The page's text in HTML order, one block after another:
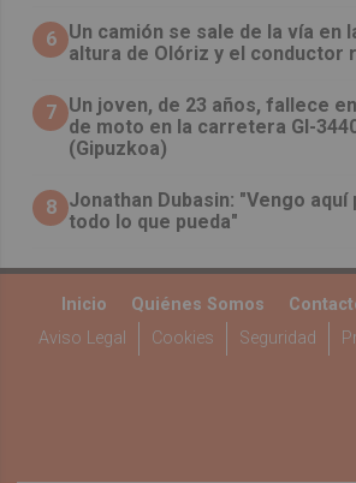
6 Un camión se sale de la vía en
altura de Olóriz y el conductor
7 Un joven, de 23 años, fallece
de moto en la carretera GI-
(Gipuzkoa)
8 Jonathan Dubasin: "Vengo aquí
todo lo que pueda"
Inicio Quiénes Somos
Aviso Legal
Cookies Seguridad